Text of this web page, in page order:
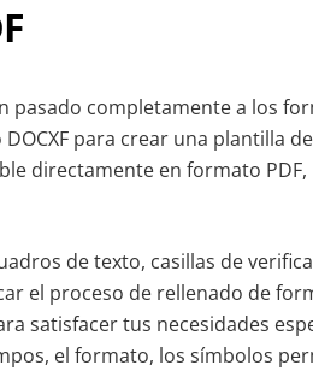
pasado completamente a los
para crear una plantilla
directamente en formato PDF,
de texto, casillas de
el proceso de rellenado de
satisfacer tus necesidades
el formato, los símbolos